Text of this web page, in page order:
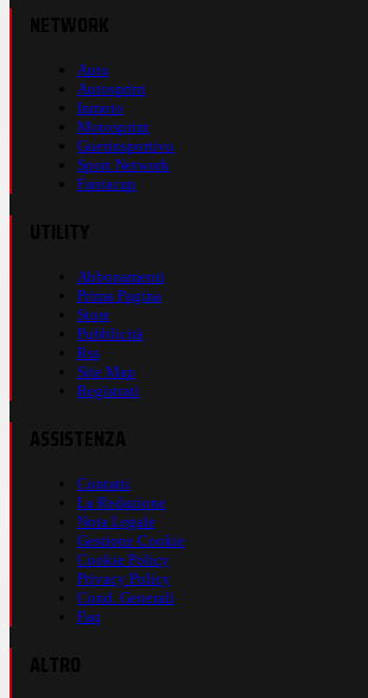
Auto
Autosprint
Inmoto
Motosprint
Guerinsportivo
Sport Network
Fantacup
Abbonamenti
Prima Pagina
Store
Pubblicità
Rss
Site Map
Registrati
Contatti
La Redazione
Nota Legale
Gestione Cookie
Cookie Policy
Privacy Policy
Cond. Generali
Faq